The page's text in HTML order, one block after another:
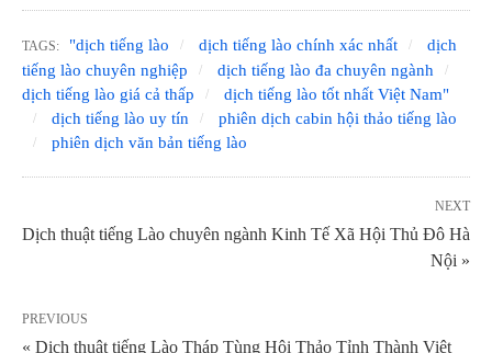
TAGS: "dịch tiếng lào dịch tiếng lào chính xác nhất
dịch
tiếng lào chuyên nghiệp
dịch tiếng lào đa chuyên ngành
dịch tiếng lào giá cả thấp
dịch tiếng lào tốt nhất Việt Nam"
dịch tiếng lào uy tín
phiên dịch cabin hội thảo tiếng lào
phiên dịch văn bản tiếng lào
NEXT
Dịch thuật tiếng Lào chuyên ngành Kinh Tế Xã Hội Thủ Đô Hà
Nội »
PREVIOUS
« Dịch thuật tiếng Lào Tháp Tùng Hội Thảo Tỉnh Thành Việt